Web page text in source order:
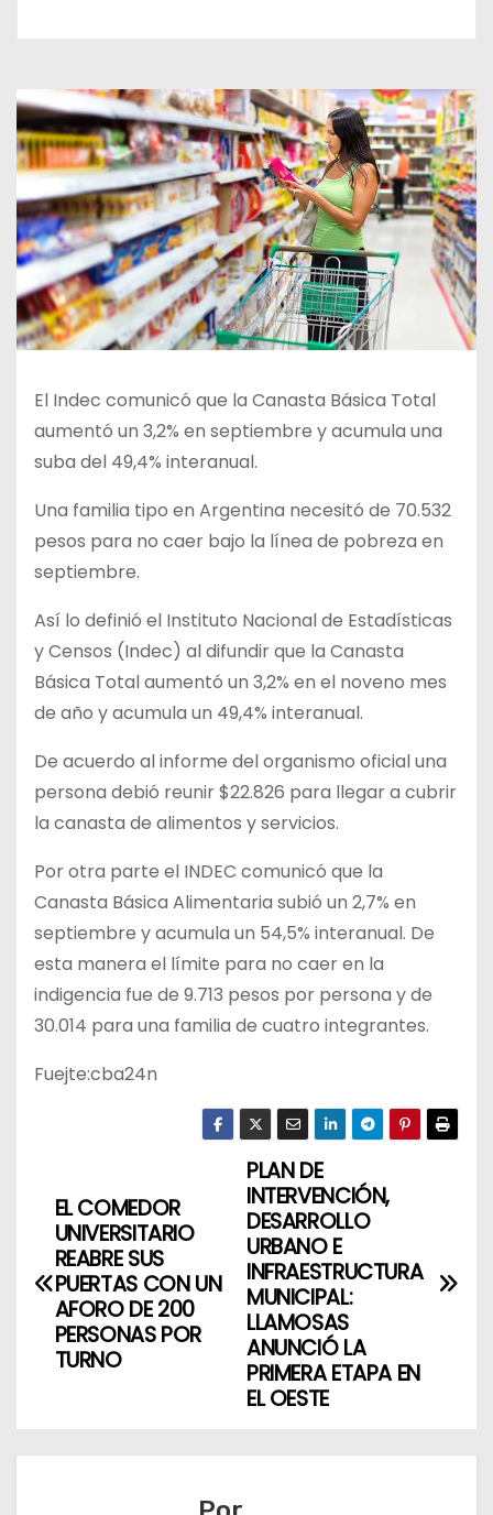
El Indec comunicó que la Canasta Básica Total
aumentó un 3,2% en septiembre y acumula una
suba del 49,4% interanual.
Una familia tipo en Argentina necesitó de 70.532
pesos para no caer bajo la línea de pobreza en
septiembre.
Así lo definió el Instituto Nacional de Estadísticas
y Censos (Indec) al difundir que la Canasta
Básica Total aumentó un 3,2% en el noveno mes
de año y acumula un 49,4% interanual.
De acuerdo al informe del organismo oficial una
persona debió reunir $22.826 para llegar a cubrir
la canasta de alimentos y servicios.
Por otra parte el INDEC comunicó que la
Canasta Básica Alimentaria subió un 2,7% en
septiembre y acumula un 54,5% interanual. De
esta manera el límite para no caer en la
indigencia fue de 9.713 pesos por persona y de
30.014 para una familia de cuatro integrantes.
Fuejte:cba24n
v
c
PLAN DE
INTERVENCIÓN,
DESARROLLO
URBANO E
INFRAESTRUCTURA
MUNICIPAL:
LLAMOSAS
ANUNCIÓ LA
PRIMERA ETAPA EN
EL OESTE
EL COMEDOR
UNIVERSITARIO
REABRE SUS
PUERTAS CON UN
AFORO DE 200
PERSONAS POR
TURNO